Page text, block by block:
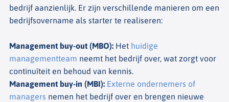
bedrijf aanzienlijk. Er zijn verschillende manieren om een
bedrijfsovername als starter te realiseren:
Management buy-out (MBO): Het huidige
managementteam neemt het bedrijf over, wat zorgt voor
continuïteit en behoud van kennis.
Management buy-in (MBI): Externe ondernemers of
managers nemen het bedrijf over en brengen nieuwe